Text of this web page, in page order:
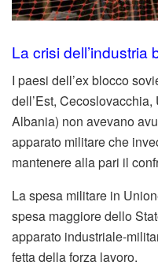
La crisi dell’industria
I paesi dell’ex blocco
dell’Est,
Albania) non avevano
apparato militare che
mantenere alla pari il
La spesa militare in
spesa maggiore dello
apparato industriale-
fetta della forza lavoro.